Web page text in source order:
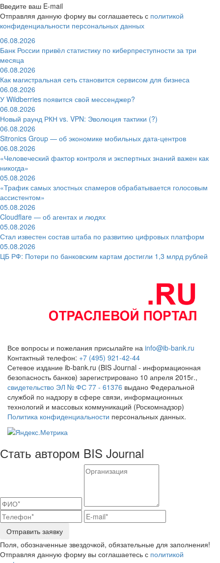
Введите ваш E-mail
Отправляя данную форму вы соглашаетесь с политикой
конфиденциальности персональных данных
06.08.2026
Банк России привёл статистику по киберпреступности за три
месяца
06.08.2026
Как магистральная сеть становится сервисом для бизнеса
06.08.2026
У Wildberries появится свой мессенджер?
06.08.2026
Новый раунд РКН vs. VPN: Эволюция тактики (?)
06.08.2026
Sitronics Group — об экономике мобильных дата-центров
06.08.2026
«Человеческий фактор контроля и экспертных знаний важен как
никогда»
05.08.2026
«Трафик самых злостных спамеров обрабатывается голосовым
ассистентом»
05.08.2026
Cloudflare — об агентах и людях
05.08.2026
Стал известен состав штаба по развитию цифровых платформ
05.08.2026
ЦБ РФ: Потери по банковским картам достигли 1,3 млрд рублей
Все вопросы и пожелания присылайте на info@ib-bank.ru
Контактный телефон: +7 (495) 921-42-44
Сетевое издание ib-bank.ru (BIS Journal - информационная
безопасность банков) зарегистрировано 10 апреля 2015г.,
свидетельство ЭЛ № ФС 77 - 61376 выдано Федеральной
службой по надзору в сфере связи, информационных
технологий и массовых коммуникаций (Роскомнадзор)
Политика конфиденциальности персональных данных.
Стать автором BIS Journal
Отправить заявку
Поля, обозначенные звездочкой, обязательные для заполнения!
Отправляя данную форму вы соглашаетесь с политикой